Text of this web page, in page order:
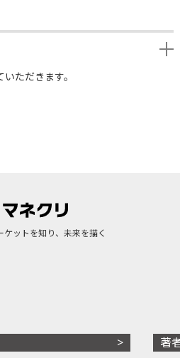
ただきます。
ケットを知り、未来を描く
著